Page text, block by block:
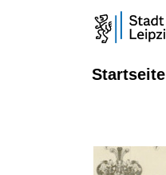
Startseite